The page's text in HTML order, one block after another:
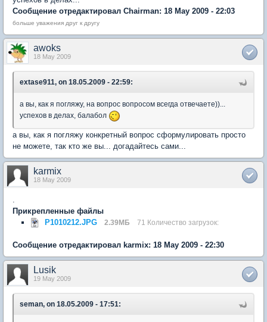
Сообщение отредактировал Chairman: 18 May 2009 - 22:03
больше уважения друг к другу
awoks
18 May 2009
extase911, on 18.05.2009 - 22:59:
а вы, как я погляжу, на вопрос вопросом всегда отвечаете))...
успехов в делах, балабол
а вы, как я погляжу конкретный вопрос сформулировать просто
не можете, так кто же вы... догадайтесь сами...
karmix
18 May 2009
Прикрепленные файлы
P1010212.JPG
2.39МБ 71 Количество загрузок:
Сообщение отредактировал karmix: 18 May 2009 - 22:30
Lusik
19 May 2009
seman, on 18.05.2009 - 17:51: